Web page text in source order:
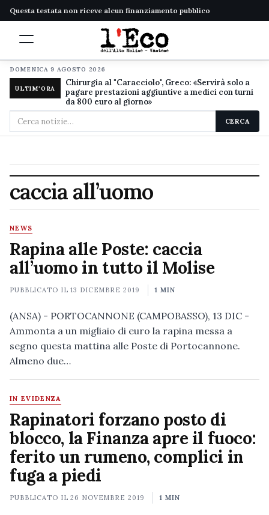
Questa testata non riceve alcun finanziamento pubblico
DOMENICA 9 AGOSTO 2026
ULTIM'ORA
Chirurgia al "Caracciolo", Greco: «Servirà solo a
pagare prestazioni aggiuntive a medici con turni
da 800 euro al giorno»
Cerca
nel
CERCA
caccia all’uomo
NEWS
Rapina alle Poste: caccia
all’uomo in tutto il Molise
PUBBLICATO IL13 DICEMBRE 2019 1 MIN
(ANSA) - PORTOCANNONE (CAMPOBASSO), 13 DIC -
Ammonta a un migliaio di euro la rapina messa a
segno questa mattina alle Poste di Portocannone.
Almeno due…
IN EVIDENZA
Rapinatori forzano posto di
blocco, la Finanza apre il fuoco:
ferito un rumeno, complici in
fuga a piedi
PUBBLICATO IL26 NOVEMBRE 2019 1 MIN